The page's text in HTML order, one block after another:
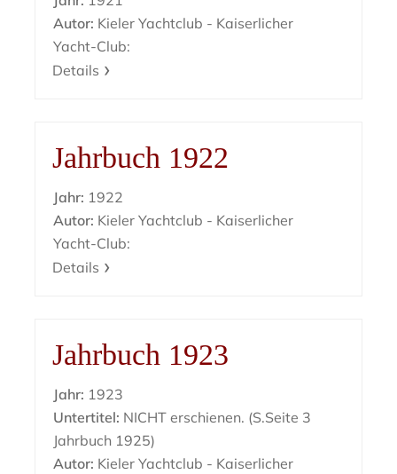
Autor: Kieler Yachtclub - Kaiserlicher
Yacht-Club:
Details
Jahrbuch 1922
Jahr: 1922
Autor: Kieler Yachtclub - Kaiserlicher
Yacht-Club:
Details
Jahrbuch 1923
Jahr: 1923
Untertitel: NICHT erschienen. (S.Seite 3
Jahrbuch 1925)
Autor: Kieler Yachtclub - Kaiserlicher